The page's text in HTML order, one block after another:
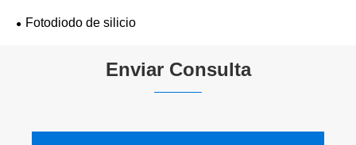
Fotodiodo de silicio
Enviar Consulta